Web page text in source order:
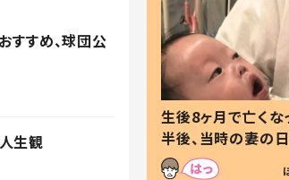
すすめ、球団公
生観
生後8ヶ月で亡く
半後、当時の妻の
た本音とは